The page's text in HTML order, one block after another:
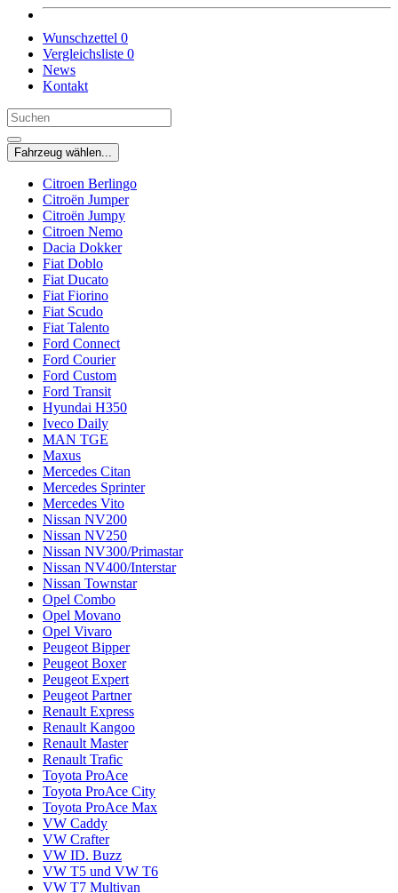
Wunschzettel 0
Vergleichsliste 0
News
Kontakt
Fahrzeug wählen...
Citroen Berlingo
Citroën Jumper
Citroën Jumpy
Citroen Nemo
Dacia Dokker
Fiat Doblo
Fiat Ducato
Fiat Fiorino
Fiat Scudo
Fiat Talento
Ford Connect
Ford Courier
Ford Custom
Ford Transit
Hyundai H350
Iveco Daily
MAN TGE
Maxus
Mercedes Citan
Mercedes Sprinter
Mercedes Vito
Nissan NV200
Nissan NV250
Nissan NV300/Primastar
Nissan NV400/Interstar
Nissan Townstar
Opel Combo
Opel Movano
Opel Vivaro
Peugeot Bipper
Peugeot Boxer
Peugeot Expert
Peugeot Partner
Renault Express
Renault Kangoo
Renault Master
Renault Trafic
Toyota ProAce
Toyota ProAce City
Toyota ProAce Max
VW Caddy
VW Crafter
VW ID. Buzz
VW T5 und VW T6
VW T7 Multivan